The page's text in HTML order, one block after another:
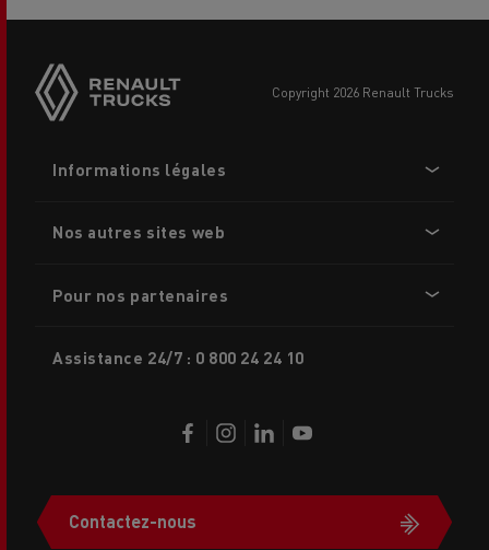
buttons
copyright 2026 Renault Trucks
menu
Informations légales
Nos autres sites web
Pour nos partenaires
Assistance 24/7 : 0 800 24 24 10
Contactez-nous